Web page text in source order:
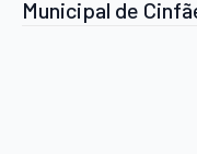
Municipal de